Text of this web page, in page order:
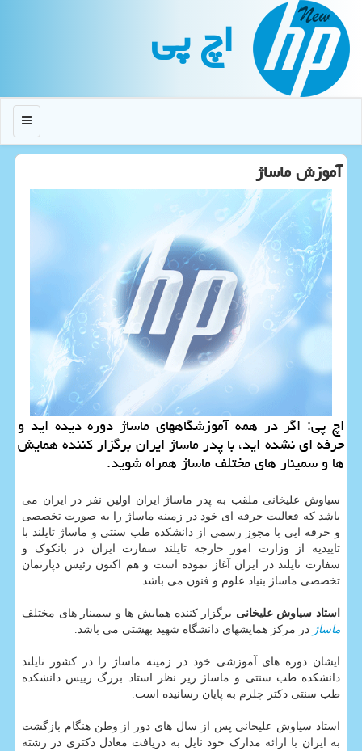
اچ پی
منو
آموزش ماساژ
اچ پی: اگر در همه آموزشگاههای ماساژ دوره دیده اید و
حرفه ای نشده اید، با پدر ماساژ ایران برگزار كننده همایش
ها و سمینار های مختلف ماساژ همراه شوید.
سیاوش علیخانی ملقب به پدر ماساژ ایران اولین نفر در ایران می
باشد که فعالیت حرفه ای خود در زمینه ماساژ را به صورت تخصصی
و حرفه ایی با مجوز رسمی از دانشکده طب سنتی و ماساژ تایلند با
تاییدیه از وزارت امور خارجه تایلند سفارت ایران در بانکوک و
سفارت تایلند در ایران آغاز نموده است و هم اکنون رئیس دپارتمان
تخصصی ماساژ بنیاد علوم و فنون می باشد.
استاد سیاوش علیخانی برگزار کننده همایش ها و سمینار های مختلف
ماساژ در مرکز همایشهای دانشگاه شهید بهشتی می باشد.
ایشان دوره های آموزشی خود در زمینه ماساژ را در کشور تایلند
دانشکده طب سنتی و ماساژ زیر نظر استاد بزرگ رییس دانشکده
طب سنتی دکتر چلرم به پایان رسانیده است.
استاد سیاوش علیخانی پس از سال های دور از وطن هنگام بازگشت
به ایران با ارائه مدارک خود نایل به دریافت معادل دکتری در رشته